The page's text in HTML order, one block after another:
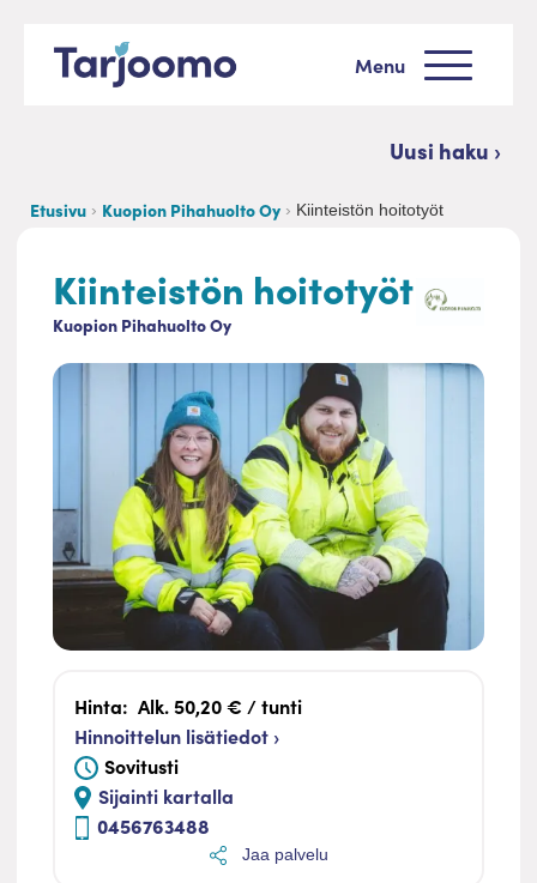
Siirry sisältöön
Menu
Uusi haku ›
Etusivu Kuopion Pihahuolto Oy Kiinteistön hoitotyöt
Kiinteistön hoitotyöt
Kuopion Pihahuolto Oy
Hinta: Alk. 50,20 € / tunti
Hinnoittelun lisätiedot ›
Sovitusti
Sijainti kartalla
0456763488
Jaa palvelu